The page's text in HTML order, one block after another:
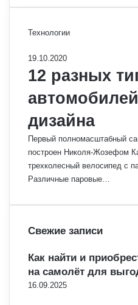
Технологии
19.10.2020
12 разных
дизайна
Первый полномасштабный
построен Николя-Жозефом
трехколесный велосипед с
Различные паровые…
Свежие записи
Как найти и
на самолёт для
16.09.2025